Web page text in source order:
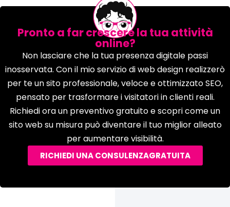
Pronto a far crescere la tua attività
online?
Non lasciare che la tua presenza digitale passi
inosservata. Con il mio servizio di web design realizzerò
per te un sito professionale, veloce e ottimizzato SEO,
pensato per trasformare i visitatori in clienti reali.
Richiedi ora un preventivo gratuito e scopri come un
sito web su misura può diventare il tuo miglior alleato
per aumentare visibilità.
RICHIEDI UNA CONSULENZAGRATUITA